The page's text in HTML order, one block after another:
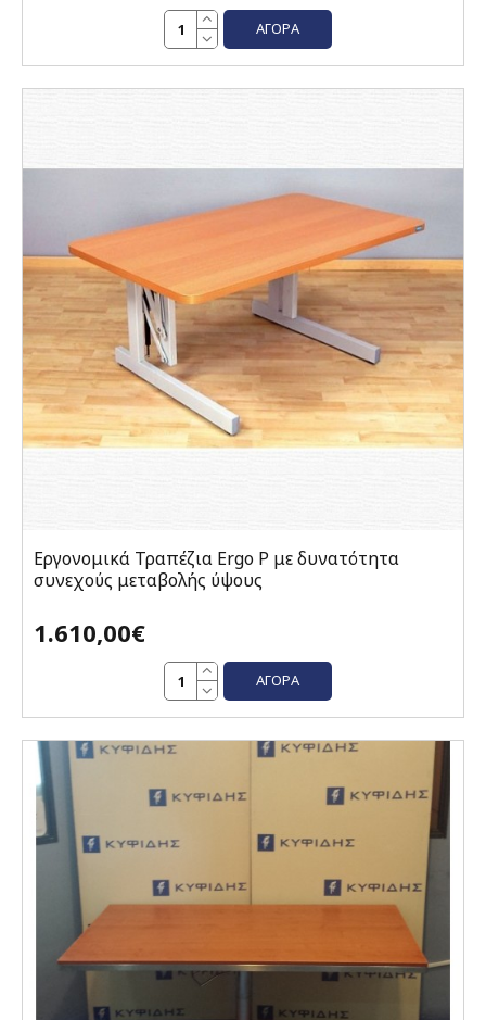
ΑΓΟΡΆ
Εργονομικά Τραπέζια Ergo P με δυνατότητα
συνεχούς μεταβολής ύψους
1.610,00€
ΑΓΟΡΆ